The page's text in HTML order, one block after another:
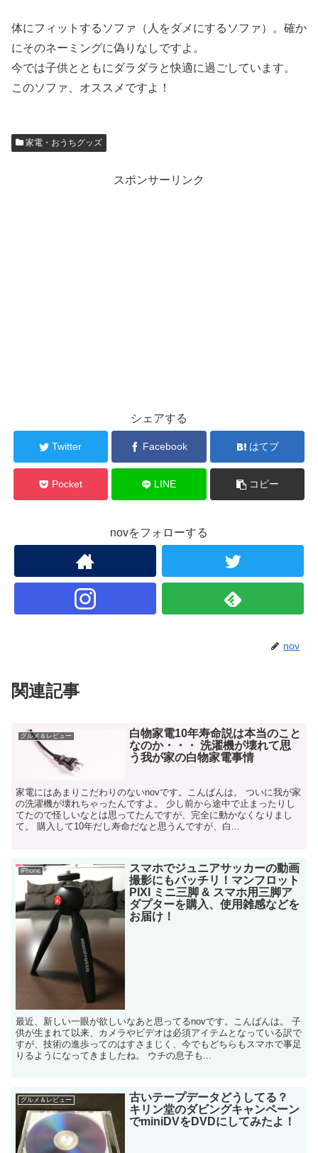
体にフィットするソファ（人をダメにするソファ）。確か
にそのネーミングに偽りなしですよ。
今では子供とともにダラダラと快適に過ごしています。
このソファ、オススメですよ！
家電・おうちグッズ
スポンサーリンク
シェアする
Twitter Facebook はてブ
Pocket LINE コピー
novをフォローする
nov
関連記事
グルメ＆レビュー
白物家電10年寿命説は本当のこと
なのか・・・ 洗濯機が壊れて思
う我が家の白物家電事情
家電にはあまりこだわりのないnovです。こんばんは。 ついに我が家
の洗濯機が壊れちゃったんですよ。 少し前から途中で止まったりし
てたので怪しいなとは思ってたんですが、完全に動かなくなりまし
て。 購入して10年だし寿命だなと思うんですが、白...
iPhone
スマホでジュニアサッカーの動画
撮影にもバッチリ！マンフロット
PIXI ミニ三脚 & スマホ用三脚ア
ダプターを購入、使用雑感などを
お届け！
最近、新しい一眼が欲しいなあと思ってるnovです。こんばんは。 子
供が生まれて以来、カメラやビデオは必須アイテムとなっている訳で
すが、技術の進歩ってのはすさまじく、今でもどちらもスマホで事足
りるようになってきましたね。 ウチの息子も...
グルメ＆レビュー
古いテープデータどうしてる？
キリン堂のダビングキャンペーン
でminiDVをDVDにしてみたよ！